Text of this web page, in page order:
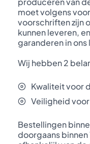
moet volgens
voorschriften zijn
kunnen leveren,
garanderen in ons
Wij hebben 2
Kwaliteit voor
Veiligheid
Bestellingen
doorgaans